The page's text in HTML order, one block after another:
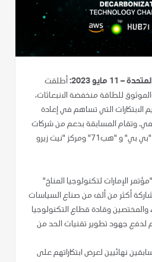
مايو 2023:
أطلقت
للطاقة منخفضة الانبعاثات،
الابتكارات التي تساهم في إعادة
وتقام المسابقة بدعم من شركات
"أمازون ويب سيرفسيس" و "بي بي" و "هب71" ومركز "نيت زيرو
الإمارات لتكنولوجيا المناخ"
أكثر من ألف من صناع السياسات
والمختصين وقادة قطاع التكنولوجيا
لدفع جهود تطوير تقنيات الحد من
نهائيين لعرض ابتكاراتهم على